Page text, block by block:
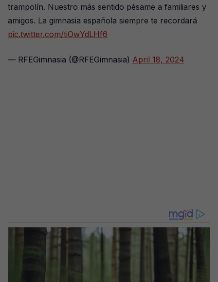
trampolín. Nuestro más sentido pésame a familiares y
amigos. La gimnasia española siempre te recordará
pic.twitter.com/tiOwYdLHf6
— RFEGimnasia (@RFEGimnasia) April 18, 2024